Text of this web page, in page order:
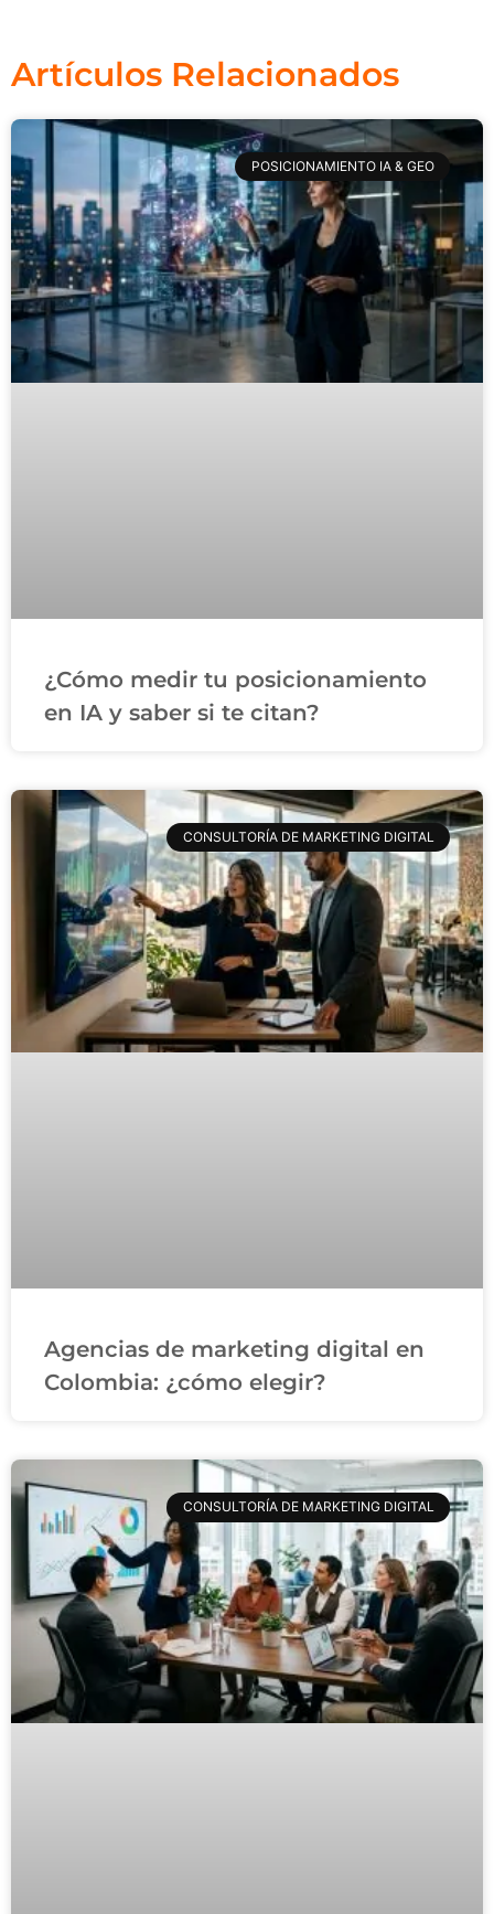
Artículos Relacionados
POSICIONAMIENTO IA & GEO
¿Cómo medir tu posicionamiento
en IA y saber si te citan?
CONSULTORÍA DE MARKETING DIGITAL
Agencias de marketing digital en
Colombia: ¿cómo elegir?
CONSULTORÍA DE MARKETING DIGITAL